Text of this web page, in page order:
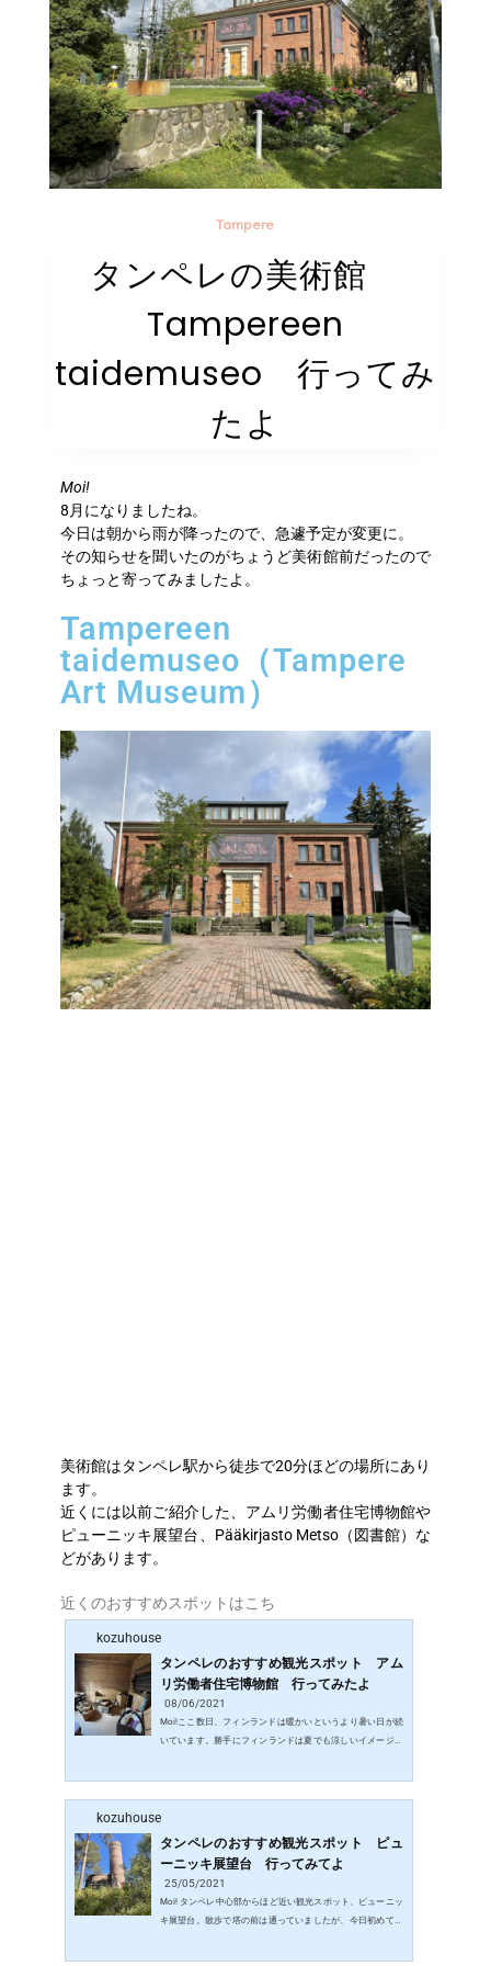
Tampere
タンペレの美術館
Tampereen
taidemuseo 行ってみ
たよ
Moi!
8月になりましたね。
今日は朝から雨が降ったので、急遽予定が変更に。
その知らせを聞いたのがちょうど美術館前だったので
ちょっと寄ってみましたよ。
Tampereen
taidemuseo（Tampere
Art Museum）
美術館はタンペレ駅から徒歩で20分ほどの場所にあり
ます。
近くには以前ご紹介した、アムリ労働者住宅博物館や
ピューニッキ展望台、Pääkirjasto Metso（図書館）な
どがあります。
近くのおすすめスポットはこち
kozuhouse
タンペレのおすすめ観光スポット アム
リ労働者住宅博物館 行ってみたよ
08/06/2021
Moi!ここ数日、フィンランドは暖かいというより暑い日が続
いています。勝手にフィンランドは夏でも涼しいイメージを
かなとワクワク博物館や美術館を検索。ちょっと気になって
年間のパスカード。詳しくはこちら。 Museum of Workers' H
ousing（Amurin Työläismuseokortteli） …
kozuhouse
タンペレのおすすめ観光スポット ピュ
ーニッキ展望台 行ってみてよ
25/05/2021
Moi! タンペレ中心部からほど近い観光スポット、ピューニッ
キ展望台。散歩で塔の前は通っていましたが、今日初めて登